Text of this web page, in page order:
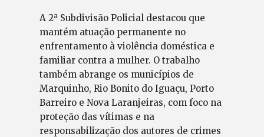
A 2ª Subdivisão Policial destacou que
mantém atuação permanente no
enfrentamento à violência doméstica e
familiar contra a mulher. O trabalho
também abrange os municípios de
Marquinho, Rio Bonito do Iguaçu, Porto
Barreiro e Nova Laranjeiras, com foco na
proteção das vítimas e na
responsabilização dos autores de crimes